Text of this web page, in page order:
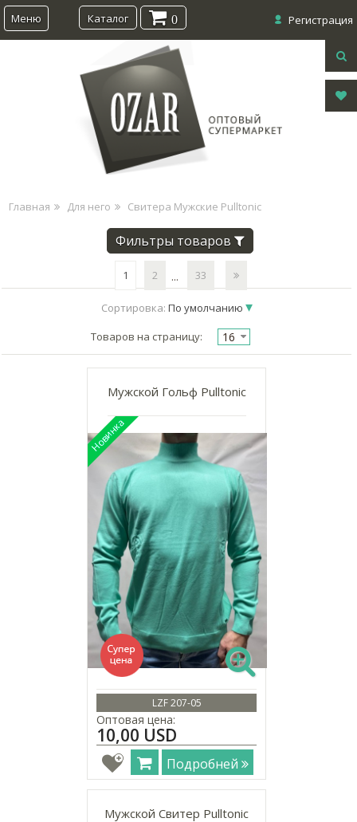
Меню Регистрация
Каталог 0
Главная Для него Свитера Мужские Pulltonic
Фильтры товаров
1 2 ... 33
Сортировка: По умолчанию
Товаров на страницу: 16
Мужской Гольф Pulltonic
LZF 207-05
Оптовая цена:
10,00 USD
Подробней
Мужской Свитер Pulltonic